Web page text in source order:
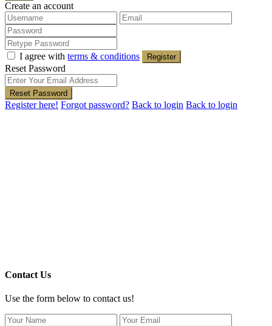
Create an account
I agree with terms & conditions Register
Reset Password
Reset Password
Register here! Forgot password? Back to login Back to login
Contact Us
Use the form below to contact us!